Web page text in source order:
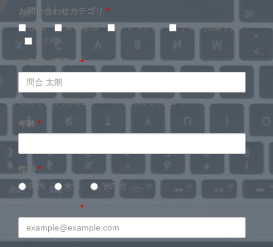
お問い合わせカテゴリ *
植毛
美容整形 デトックス
手術・治療予約
その他
お名前（漢字） *
名前と苗字の間にスペースを入れて下さい。
年齢 *
性別 *
男性
女性 その他
*